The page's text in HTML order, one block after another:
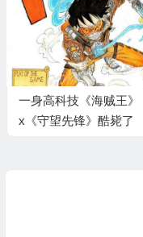
一身高科技《海贼王》
x《守望先锋》酷毙了